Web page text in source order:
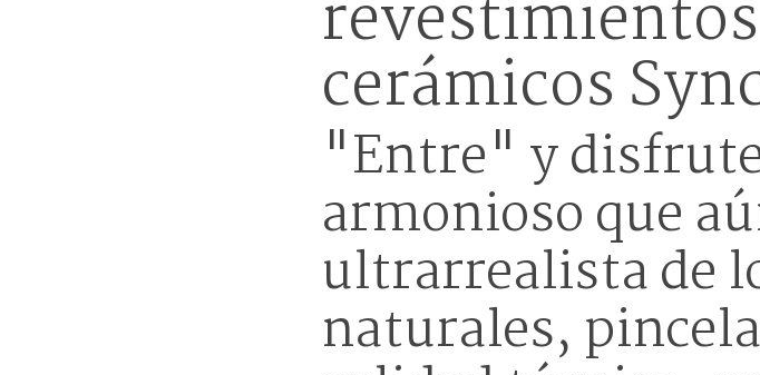
cerámicos
"Entre" y
armonioso que
ultrarrealista de
naturales,